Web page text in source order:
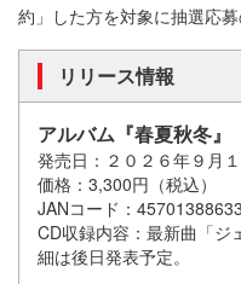
約」した方を対象に抽選応
リリース情報
アルバム『春夏秋冬』
発売日：２０２６年９月１
価格：3,300円（税込）
JANコード：
CD収録内容：最新曲「ジ
細は後日発表予定。